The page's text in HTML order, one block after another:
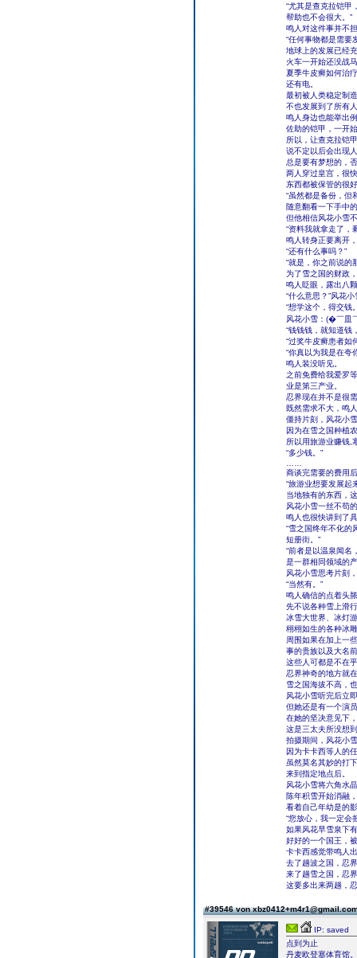
“尤其是查克拉铠甲
帮助也不会很大。”
鸣人对这件事并不
“任何事物都是需要
地球上的发展已经
火车一开始还没战
夏季牛皮癣如何治疗
还有电。
最初被人类稳定制
不也发展到了所有
鸣人身边也能举出
佐助的铠甲，一开
所以，让查克拉铠
说不定以后会出现
总是要有梦想的，
两人穿过皇宫，很
东西都被保管的很
“虽然都是备份，但
随意翻看一下手中
但他相信风花小雪
“资料我就拿走了，
鸣人转身正要离开
“还有什么事吗？”
“就是，你之前说的
为了雪之国的财政
鸣人眨眼，露出八
“什么意思？”风花
“想学这个，得交钱
风花小雪：(�￣皿
“钱钱钱，就知道钱
“过奖牛皮癣患者如
“你真以为我是在夸
鸣人装没听见。
之前免费给我爱罗
业是第三产业。
忍界现在并不是很
既然需求不大，鸣
僵持片刻，风花小
因为在雪之国种植
所以用旅游业赚钱,
“多少钱。”
商谈完需要的费用
“旅游业想要发展起
当地独有的东西，
风花小雪一丝不苟
鸣人也很快讲到了
“雪之国终年不化的
短册街。”
“前者是以温泉闻名
是一群相同领域的
风花小雪思考片刻
“当然有。”
鸣人确信的点着头
先不说各种雪上滑
冰雪大世界、冰灯
栩栩如生的各种冰
周围如果在加上一
事的贵族以及大名
这些人可都是不在
忍界神奇的地方就
雪之国海拔不高，
风花小雪听完后立
但她还是有一个演
在她的坚决意见下
这是三太夫所没想
拍摄期间，风花小
因为卡卡西等人的
虽然莫名其妙的打
来到指定地点后。
风花小雪将六角水
陈年积雪开始消融
看着自己年幼是的
“您放心，我一定会
如果风花早雪泉下
好好的一个国王，
卡卡西感觉带鸣人
去了趟波之国，忍
来了趟雪之国，忍
这要多出来两趟，
#39546 von
IP: saved
点到为止
丹麦欧登塞体育馆。